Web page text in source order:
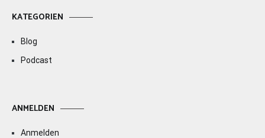
KATEGORIEN
Blog
Podcast
ANMELDEN
Anmelden